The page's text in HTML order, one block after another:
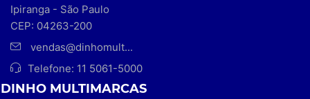
Ipiranga - São Paulo
CEP: 04263-200
vendas@dinhomult...
Telefone: 11 5061-5000
DINHO MULTIMARCAS